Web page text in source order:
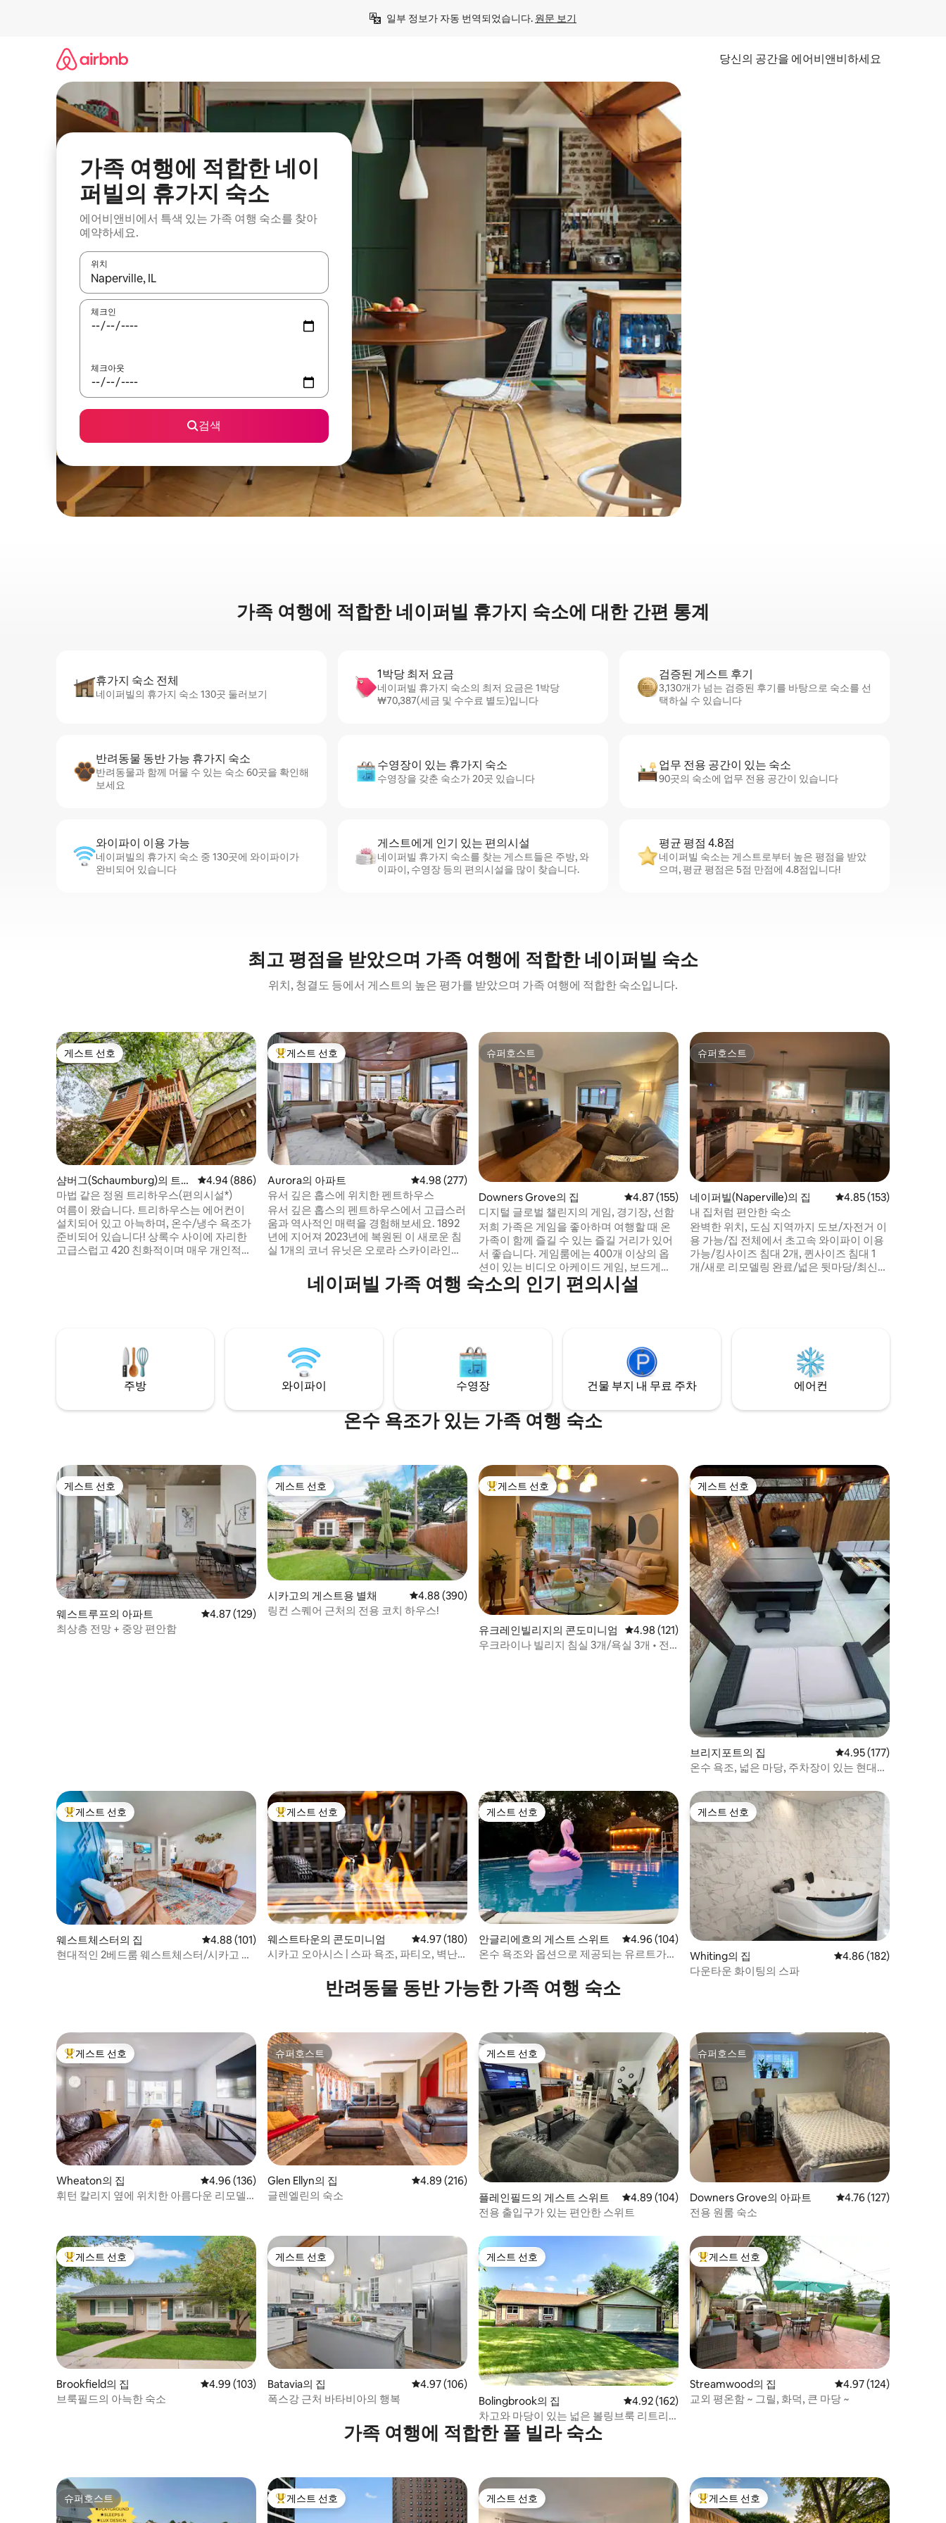
일부 정보가 자동 번역되었습니다. 원문 보기
당신의 공간을 에어비앤비하세요
가족 여행에 적합한 네이
퍼빌의 휴가지 숙소
에어비앤비에서 특색 있는 가족 여행 숙소를 찾아
예약하세요.
위치
결과가 나오면 위·아래 화살표 키를 사용하거나 터치 또는 스와이프 동작으로 탐색하세요.
체크인
체크아웃
검색
가족 여행에 적합한 네이퍼빌 휴가지 숙소에 대한 간편 통계
휴가지 숙소 전체
네이퍼빌의 휴가지 숙소 130곳 둘러보기
1박당 최저 요금
네이퍼빌 휴가지 숙소의 최저 요금은 1박당
₩70,387(세금 및 수수료 별도)입니다
검증된 게스트 후기
3,130개가 넘는 검증된 후기를 바탕으로 숙소를 선
택하실 수 있습니다
반려동물 동반 가능 휴가지 숙소
반려동물과 함께 머물 수 있는 숙소 60곳을 확인해
보세요
수영장이 있는 휴가지 숙소
수영장을 갖춘 숙소가 20곳 있습니다
업무 전용 공간이 있는 숙소
90곳의 숙소에 업무 전용 공간이 있습니다
와이파이 이용 가능
네이퍼빌의 휴가지 숙소 중 130곳에 와이파이가
완비되어 있습니다
게스트에게 인기 있는 편의시설
네이퍼빌 휴가지 숙소를 찾는 게스트들은 주방, 와
이파이, 수영장 등의 편의시설을 많이 찾습니다.
평균 평점 4.8점
네이퍼빌 숙소는 게스트로부터 높은 평점을 받았
으며, 평균 평점은 5점 만점에 4.8점입니다!
최고 평점을 받았으며 가족 여행에 적합한 네이퍼빌 숙소
위치, 청결도 등에서 게스트의 높은 평가를 받았으며 가족 여행에 적합한 숙소입니다.
게스트 선호
게스트 선호
샴버그(Schaumburg)의 트리
하우스
평점 4.94점(5점 만점), 후기 886개
4.94 (886)
마법 같은 정원 트리하우스(편의시설*)
여름이 왔습니다. 트리하우스는 에어컨이
설치되어 있고 아늑하며, 온수/냉수 욕조가
준비되어 있습니다! 상록수 사이에 자리한
고급스럽고 420 친화적이며 매우 개인적인
은 경험을 하고 특별한 추억을 만들어 보세
요! Chgo Magazine이 저희를 Chgo의 상위
3위 스테이케이션으로 평가한 이유를 확인
상위 게스트 선호
게스트 선호
Aurora의 아파트 평점 4.98점(5점 만점), 후기 277개
4.98 (277)
유서 깊은 홉스에 위치한 펜트하우스
유서 깊은 홉스의 펜트하우스에서 고급스러
움과 역사적인 매력을 경험해보세요. 1892
년에 지어져 2023년에 복원된 이 새로운 침
실 1개의 코너 유닛은 오로라 스카이라인의
에서 맛있는 요리를 즐겨보세요. 상징적인
양파 돔 아래에서 창가 만의 맞춤형 테이블
핑, 예술, 엔터테인먼트 근처에 있습니다.
슈퍼호스트
슈퍼호스트
Downers Grove의 집 평점 4.87점(5점 만점), 후기 155개
4.87 (155)
디지털 글로벌 챌린지의 게임, 경기장, 선함
저희 가족은 게임을 좋아하며 여행할 때 온
가족이 함께 즐길 수 있는 즐길 거리가 있어
서 좋습니다. 게임룸에는 400개 이상의 옵
션이 있는 비디오 아케이드 게임, 보드게임
등이 있습니다! 심플한 카드나 퍼즐이 마음
에 드실 수도 있습니다. 넓은 뒷마당이 있는
있는 공간이 있는 퀸 사이즈 침대 숙박 기간:
주말 이상, 즐거운 시간을 보내세요!
슈퍼호스트
슈퍼호스트
네이퍼빌(Naperville)의 집 평점 4.85점(5점 만점),
4.85 (153)
내 집처럼 편안한 숙소
완벽한 위치, 도심 지역까지 도보/자전거 이
용 가능/집 전체에서 초고속 와이파이 이용
가능/킹사이즈 침대 2개, 퀸사이즈 침대 1
개/새로 리모델링 완료/넓은 뒷마당/최신형
알아차리고 나면 설명을 더 추가하겠습니
다. 나열하기에는 너무 많습니다.
네이퍼빌 가족 여행 숙소의 인기 편의시설
주방 와이파이 수영장 건물 부지 내 무료 주차 에어컨
온수 욕조가 있는 가족 여행 숙소
게스트 선호
게스트 선호
웨스트루프의 아파트 평점 4.87점(5점 만점), 후기 129개
4.87 (129)
최상층 전망 + 중앙 편안함
게스트 선호
게스트 선호
시카고의 게스트용 별채 평점 4.88점(5점 만점), 후기 390개
4.88 (390)
링컨 스퀘어 근처의 전용 코치 하우스!
상위 게스트 선호
게스트 선호
유크레인빌리지의 콘도미니엄 평점 4.98점(5점 만점), 후기 121개
4.98 (121)
우크라이나 빌리지 침실 3개/욕실 3개 • 전
게스트 선호
게스트 선호
브리지포트의 집 평점 4.95점(5점 만점),
4.95 (177)
온수 욕조, 넓은 마당, 주차장이 있는 현대적
상위 게스트 선호
게스트 선호
웨스트체스터의 집 평점 4.88점(5점 만점), 후기 101개
4.88 (101)
현대적인 2베드룸 웨스트체스터/시카고 숙
상위 게스트 선호
게스트 선호
웨스트타운의 콘도미니엄 평점 4.97점(5점 만점), 후기 180개
4.97 (180)
시카고 오아시스 | 스파 욕조, 파티오, 벽난
게스트 선호
게스트 선호
안글리에흐의 게스트 스위트 평점 4.96점(5점 만점), 후기 104개
4.96 (104)
온수 욕조와 옵션으로 제공되는 유르트가
게스트 선호
게스트 선호
Whiting의 집 평점 4.86점(5점 만점),
4.86 (182)
다운타운 화이팅의 스파
반려동물 동반 가능한 가족 여행 숙소
상위 게스트 선호
게스트 선호
Wheaton의 집 평점 4.96점(5점 만점), 후기 136개
4.96 (136)
휘턴 칼리지 옆에 위치한 아름다운 리모델
슈퍼호스트
슈퍼호스트
Glen Ellyn의 집 평점 4.89점(5점 만점), 후기 216개
4.89 (216)
글렌엘린의 숙소
게스트 선호
게스트 선호
플레인필드의 게스트 스위트 평점 4.89점(5점 만점), 후기 104개
4.89 (104)
전용 출입구가 있는 편안한 스위트
슈퍼호스트
슈퍼호스트
Downers Grove의 아파트 평점 4.76점(5점 만점),
4.76 (127)
전용 원룸 숙소
상위 게스트 선호
게스트 선호
Brookfield의 집 평점 4.99점(5점 만점), 후기 103개
4.99 (103)
브룩필드의 아늑한 숙소
게스트 선호
게스트 선호
Batavia의 집 평점 4.97점(5점 만점), 후기 106개
4.97 (106)
폭스강 근처 바타비아의 행복
게스트 선호
게스트 선호
Bolingbrook의 집 평점 4.92점(5점 만점), 후기 162개
4.92 (162)
차고와 마당이 있는 넓은 볼링브룩 리트리
트
상위 게스트 선호
게스트 선호
Streamwood의 집 평점 4.97점(5점 만점),
4.97 (124)
교외 평온함 ~ 그릴, 화덕, 큰 마당 ~
가족 여행에 적합한 풀 빌라 숙소
슈퍼호스트
슈퍼호스트 상위 게스트 선호
게스트 선호 게스트 선호
게스트 선호 상위 게스트 선호
게스트 선호